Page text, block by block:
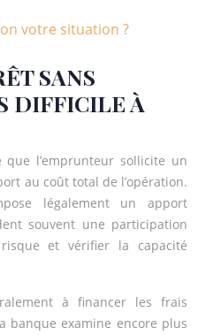
votre situation ?
SANS
DIFFICILE À
l’emprunteur sollicite un
au coût total de l’opération.
légalement un apport
souvent une participation
et vérifier la capacité
à financer les frais
banque examine encore plus